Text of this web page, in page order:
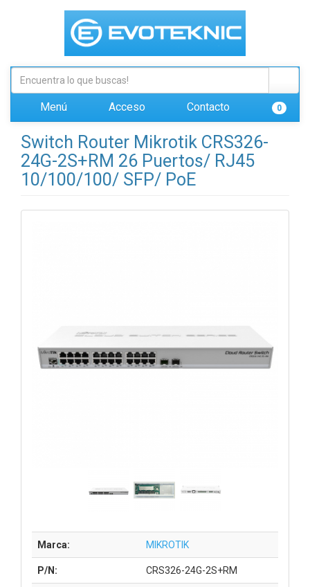
Menú Acceso Contacto 0
Switch Router Mikrotik CRS326-
24G-2S+RM 26 Puertos/ RJ45
10/100/100/ SFP/ PoE
Marca: MIKROTIK
P/N: CRS326-24G-2S+RM